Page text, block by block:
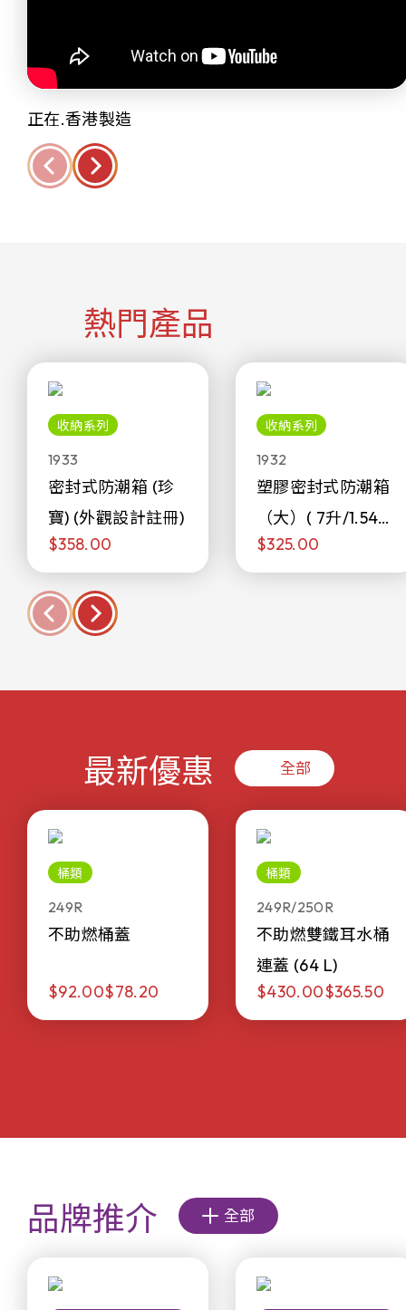
正在.香港製造
熱門產品
收納系列
1933
密封式防潮箱 (珍
寶) (外觀設計註冊)
$358.00
收納系列
1932
塑膠密封式防潮箱
（大）( 7升/1.54加
侖)
$325.00
最新優惠 全部
桶類
249R
不助燃桶蓋
$92.00$78.20
桶類
249R/250R
不助燃雙鐵耳水桶
連蓋 (64 L)
$430.00$365.50
品牌推介 全部